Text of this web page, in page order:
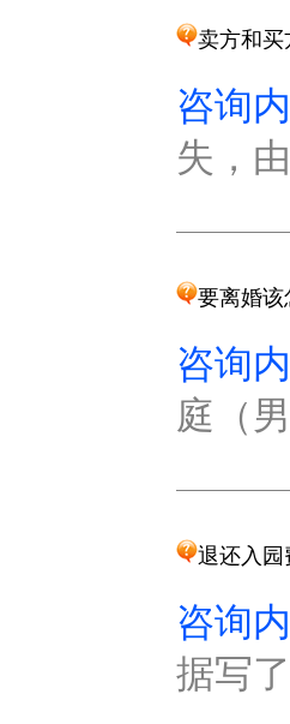
卖方和买
咨询
失，
要离婚该
咨询
庭（
退还入园
咨询
据写